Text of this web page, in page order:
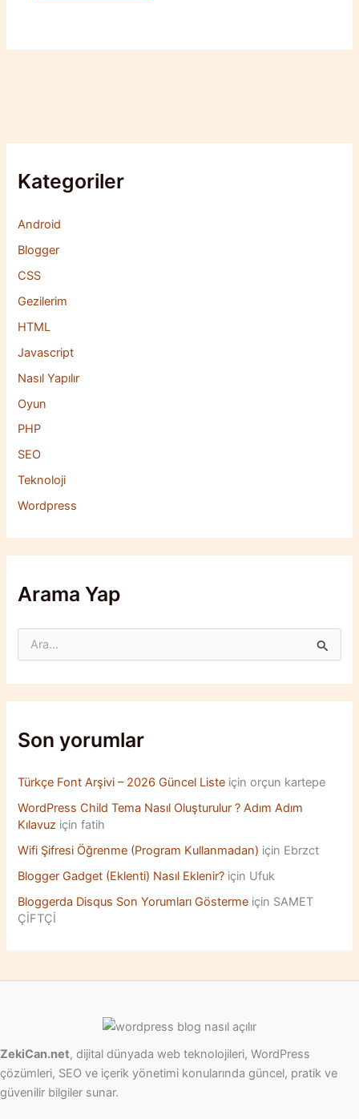
Kategoriler
Android
Blogger
CSS
Gezilerim
HTML
Javascript
Nasıl Yapılır
Oyun
PHP
SEO
Teknoloji
Wordpress
Arama Yap
r
c
f
o
:
Son yorumlar
Türkçe Font Arşivi – 2026 Güncel Liste içinorçun kartepe
WordPress Child Tema Nasıl Oluşturulur ? Adım Adım
Kılavuz içinfatih
Wifi Şifresi Öğrenme (Program Kullanmadan) için Ebrzct
Blogger Gadget (Eklenti) Nasıl Eklenir? için Ufuk
Bloggerda Disqus Son Yorumları Gösterme için SAMET
ÇİFTÇİ
ZekiCan.net, dijital dünyada web teknolojileri, WordPress
çözümleri, SEO ve içerik yönetimi konularında güncel, pratik ve
güvenilir bilgiler sunar.